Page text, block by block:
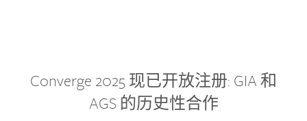
Converge 2025 现已开放注册: GIA 和
AGS 的历史性合作